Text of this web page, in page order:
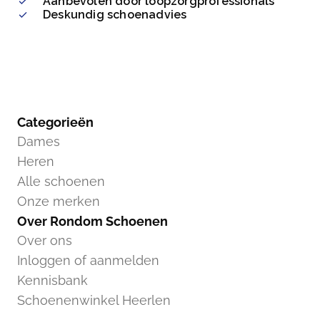
Deskundig schoenadvies
Categorieën
Dames
Heren
Alle schoenen
Onze merken
Over Rondom Schoenen
Over ons
Inloggen of aanmelden
Kennisbank
Schoenenwinkel Heerlen